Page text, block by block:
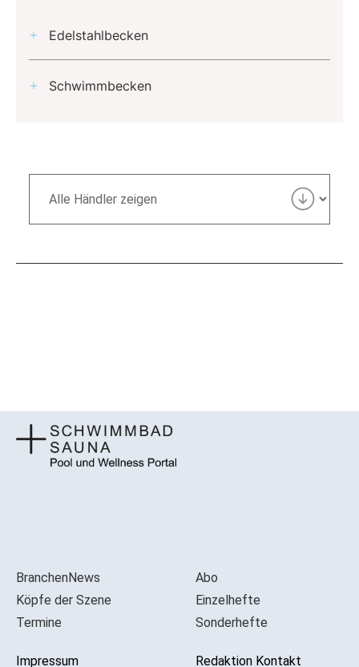
Edelstahlbecken
Schwimmbecken
BranchenNews
Köpfe der Szene
Termine
Impressum
Abo
Einzelhefte
Sonderhefte
Redaktion Kontakt